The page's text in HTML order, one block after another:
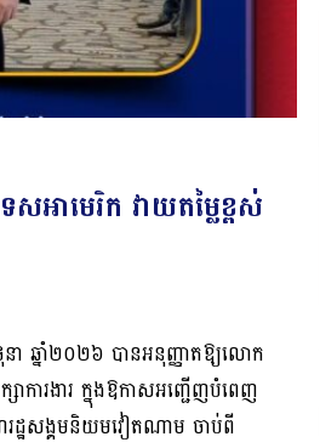
អាមេរិក វាយតម្លៃខ្ពស់
ា ឆ្នាំ២០២៦ បានអនុញ្ញាតឱ្យលោក
ការងារ ក្នុងឱកាសអញ្ជើញបំពេញ
ដ្ឋសង្គមនិយមវៀតណាម ចាប់ពី